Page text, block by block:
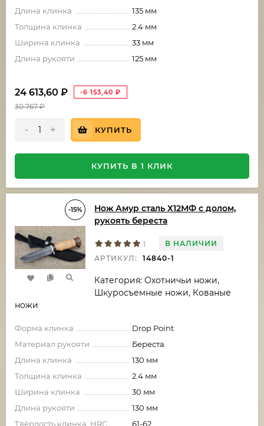
Длина клинка
135 мм
Толщина клинка
2.4 мм
Ширина клинка
33 мм
Длина рукояти
125 мм
24 613,60 ₽ -6 153,40 ₽
30 767₽
- + КУПИТЬ
КУПИТЬ В 1 КЛИК
-15%
Нож Амур сталь Х12МФ с долом,
рукоять береста
1
В НАЛИЧИИ
АРТИКУЛ:
14840-1
Категория: Охотничьи ножи,
Шкуросъемные ножи, Кованые
ножи
Форма клинка
Drop Point
Материал рукояти
Береста
Длина клинка
130 мм
Толщина клинка
2.4 мм
Ширина клинка
30 мм
Длина рукояти
130 мм
Твёрдость клинка, HRC
61-62